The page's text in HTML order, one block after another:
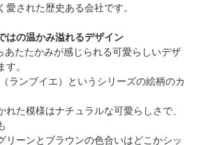
愛された歴史ある会社です。
はの温かみ溢れるデザイン
あたたかみが感じられる可愛らしいデザ
。
ランブイエ）というシリーズの絵柄のカ
れた模様はナチュラルな可愛らしさで、
リーンとブラウンの色合いはどこかシッ